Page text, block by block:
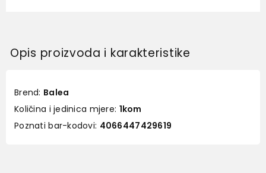
Opis proizvoda i karakteristike
Brend: Balea
Količina i jedinica mjere: 1kom
Poznati bar-kodovi: 4066447429619